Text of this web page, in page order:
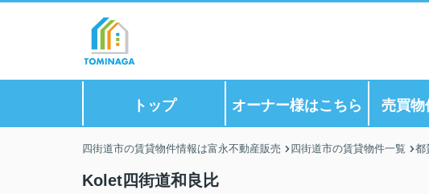
トップ オーナー様はこちら 売買物
四街道市の賃貸物件情報は富永不動産販売 四街道市の賃貸物件一覧 都
Kolet四街道和良比